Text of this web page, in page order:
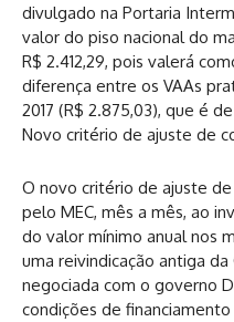
divulgado na Portaria
valor do piso nacional do
R$ 2.412,29, pois valerá
diferença entre os VAAs
2017 (R$ 2.875,03), que é
Novo critério de ajuste de
O novo critério de ajuste
pelo MEC, mês a mês, ao
do valor mínimo anual nos
uma reivindicação antiga da
negociada com o governo
condições de